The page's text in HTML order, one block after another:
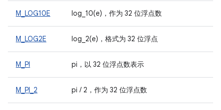
M_LOG10E log_10(e)，作为 32 位浮点数
M_LOG2E log_2(e)，格式为 32 位浮点
M_PI pi，以 32 位浮点数表示
M_PI_2 pi / 2，作为 32 位浮点数